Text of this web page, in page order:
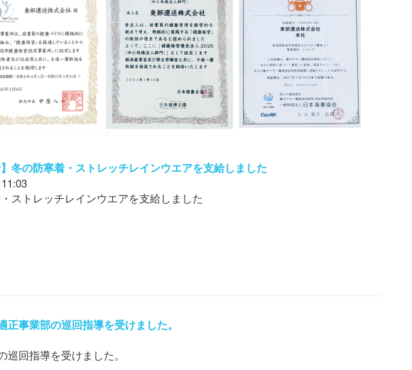
】冬の防寒着・ストレッチレインウエアを支給しました
ストレッチレインウエアを支給しました
正事業部の巡回指導を受けました。
回指導を受けました。